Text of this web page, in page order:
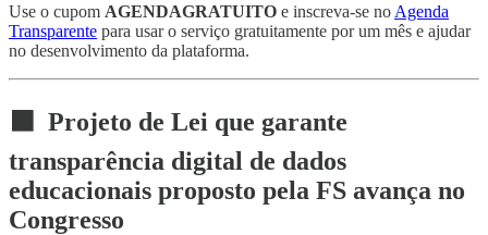
Use o cupom AGENDAGRATUITO e inscreva-se no Agenda
Transparente para usar o serviço gratuitamente por um mês e ajudar
no desenvolvimento da plataforma.
⬛ Projeto de Lei que garante
transparência digital de dados
educacionais proposto pela FS avança no
Congresso